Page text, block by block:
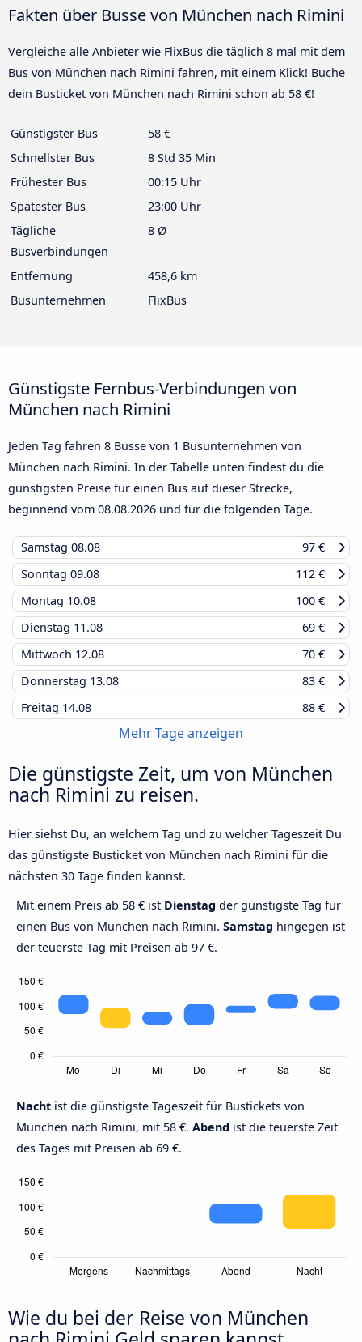
Fakten über Busse von München nach Rimini
Vergleiche alle Anbieter wie FlixBus die täglich 8 mal mit dem
Bus von München nach Rimini fahren, mit einem Klick! Buche
dein Busticket von München nach Rimini schon ab 58 €!
Günstigster Bus
58 €
Schnellster Bus
8 Std 35 Min
Frühester Bus
00:15 Uhr
Spätester Bus
23:00 Uhr
Tägliche
Busverbindungen
8 Ø
Entfernung
458,6 km
Busunternehmen
FlixBus
Günstigste Fernbus-Verbindungen von
München nach Rimini
Jeden Tag fahren 8 Busse von 1 Busunternehmen von
München nach Rimini. In der Tabelle unten findest du die
günstigsten Preise für einen Bus auf dieser Strecke,
beginnend vom 08.08.2026 und für die folgenden Tage.
Samstag 08.08
97 €
Sonntag 09.08
112 €
Montag 10.08
100 €
Dienstag 11.08
69 €
Mittwoch 12.08
70 €
Donnerstag 13.08
83 €
Freitag 14.08 88 €
Mehr Tage anzeigen
Die günstigste Zeit, um von München
nach Rimini zu reisen.
Hier siehst Du, an welchem Tag und zu welcher Tageszeit Du
das günstigste Busticket von München nach Rimini für die
nächsten 30 Tage finden kannst.
Mit einem Preis ab 58 € ist Dienstag der günstigste Tag für
einen Bus von München nach Rimini. Samstag hingegen ist
der teuerste Tag mit Preisen ab 97 €.
Nacht ist die günstigste Tageszeit für Bustickets von
München nach Rimini, mit 58 €. Abend ist die teuerste Zeit
des Tages mit Preisen ab 69 €.
Wie du bei der Reise von München